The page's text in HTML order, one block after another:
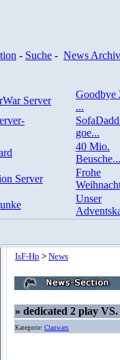
- Suche - News Archiv
Server
Goodbye
...
goe...
40 Mio.
Beusche...
Server
Frohe
Unser
IsF-Hp > News
» dedicated 2 play
Kategorie: Clanwars